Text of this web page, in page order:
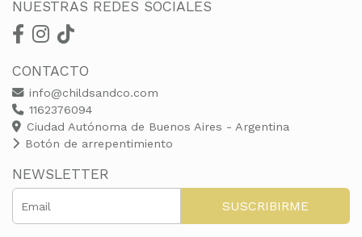
NUESTRAS REDES SOCIALES
CONTACTO
info@childsandco.com
1162376094
Ciudad Autónoma de Buenos Aires - Argentina
Botón de arrepentimiento
NEWSLETTER
SUSCRIBIRME